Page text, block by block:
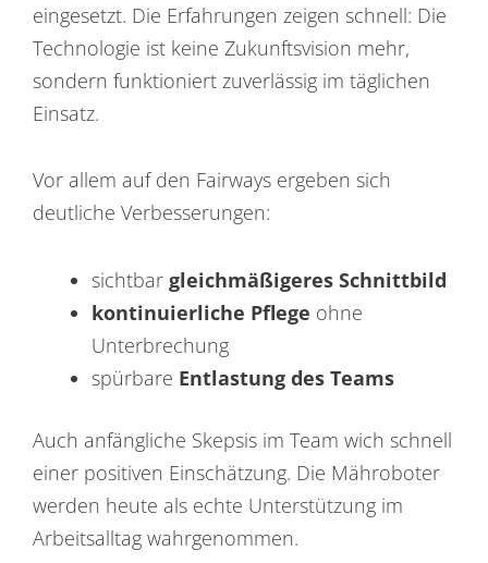
eingesetzt. Die Erfahrungen zeigen schnell: Die
Technologie ist keine Zukunftsvision mehr,
sondern funktioniert zuverlässig im täglichen
Einsatz.
Vor allem auf den Fairways ergeben sich
deutliche Verbesserungen:
sichtbar gleichmäßigeres Schnittbild
kontinuierliche Pflege ohne
Unterbrechung
spürbare Entlastung des Teams
Auch anfängliche Skepsis im Team wich schnell
einer positiven Einschätzung. Die Mähroboter
werden heute als echte Unterstützung im
Arbeitsalltag wahrgenommen.